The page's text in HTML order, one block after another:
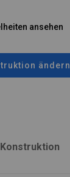
ansehen
ändern
Konstruktion